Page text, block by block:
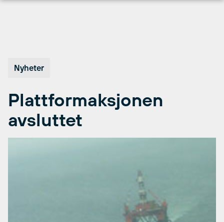
Nyheter
Plattformaksjonen
avsluttet